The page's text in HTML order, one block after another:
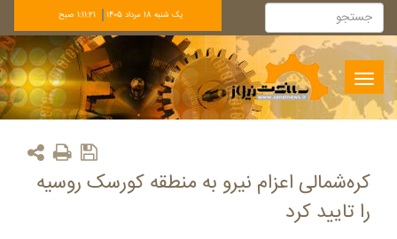
يک شنبه 18 مرداد 1405 1:11:21 صبح
Toggle
navigation
کره‌شمالی اعزام نیرو به منطقه کورسک روسیه
را تایید کرد